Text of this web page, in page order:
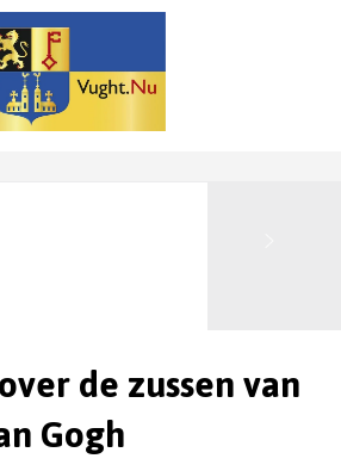
de zussen van
Gogh